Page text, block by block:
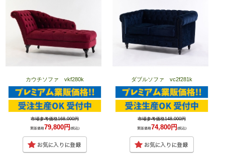
カウチソファ vkf280k
市場参考価格168,000円
業販価格79,800円(税込)
ダブルソファ vc2f281k
市場参考価格148,000円
業販価格74,800円(税込)